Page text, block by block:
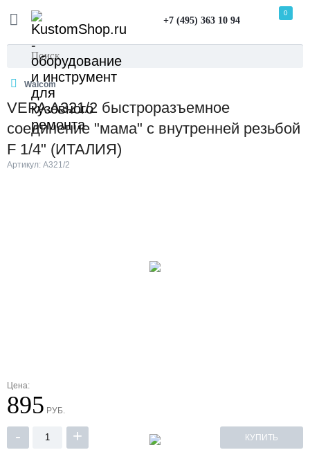
+7 (495) 363 10 94
0
Walcom
VEPA A321/2 быстроразъемное
соединение "мама" с внутренней резьбой
F 1/4" (ИТАЛИЯ)
Артикул: A321/2
Цена:
895 РУБ.
- + КУПИТЬ